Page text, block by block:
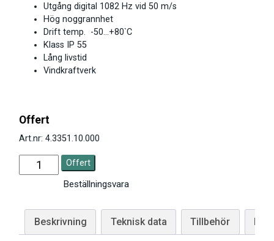
Utgång digital 1082 Hz vid 50 m/s
Hög noggrannhet
Drift temp. -50…+80`C
Klass IP 55
Lång livstid
Vindkraftverk
Offert
Art.nr: 4.3351.10.000
Offert
Beställningsvara
Beskrivning Teknisk data Tillbehör